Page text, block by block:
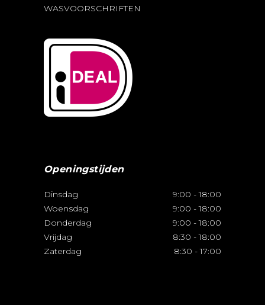
WASVOORSCHRIFTEN
Openingstijden
Dinsdag 9:00 - 18:00
Woensdag
9:00 - 18:00
Donderdag
9:00 - 18:00
Vrijdag
8:30 - 18:00
Zaterdag
8:30 - 17:00